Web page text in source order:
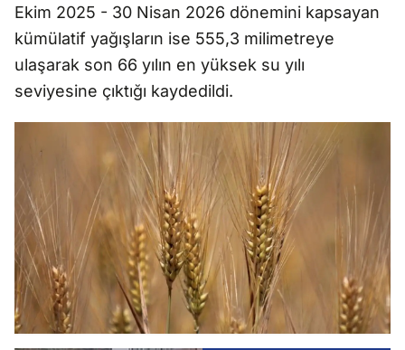
Ekim 2025 - 30 Nisan 2026 dönemini kapsayan
kümülatif yağışların ise 555,3 milimetreye
ulaşarak son 66 yılın en yüksek su yılı
seviyesine çıktığı kaydedildi.